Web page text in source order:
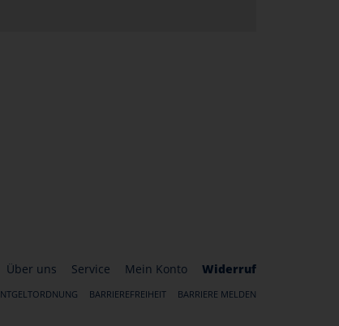
Über uns Service Mein Konto Widerruf
BARRIEREFREIHEIT BARRIERE MELDEN